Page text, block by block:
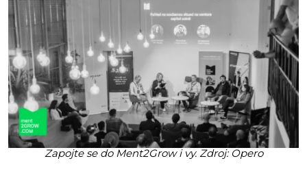
Zapojte se do Ment2Grow i vy. Zdroj: Opero